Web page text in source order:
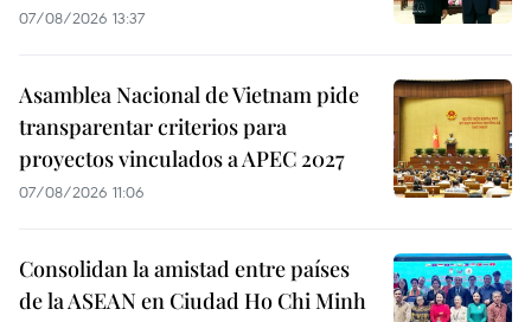
07/08/2026 13:37
Asamblea Nacional de Vietnam pide
transparentar criterios para
proyectos vinculados a APEC 2027
07/08/2026 11:06
Consolidan la amistad entre países
de la ASEAN en Ciudad Ho Chi Minh